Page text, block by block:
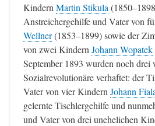
Kindern Martin Stikula
Anstreichergehilfe und Vater von
Wellner(1853–1899) sowie der
von zwei Kindern Johann Wopatek
September 1893 wurden noch drei
Sozialrevolutionäre verhaftet: der
Vater von vier Kindern Johann
gelernte Tischlergehilfe und
und Vater von drei unehelichen